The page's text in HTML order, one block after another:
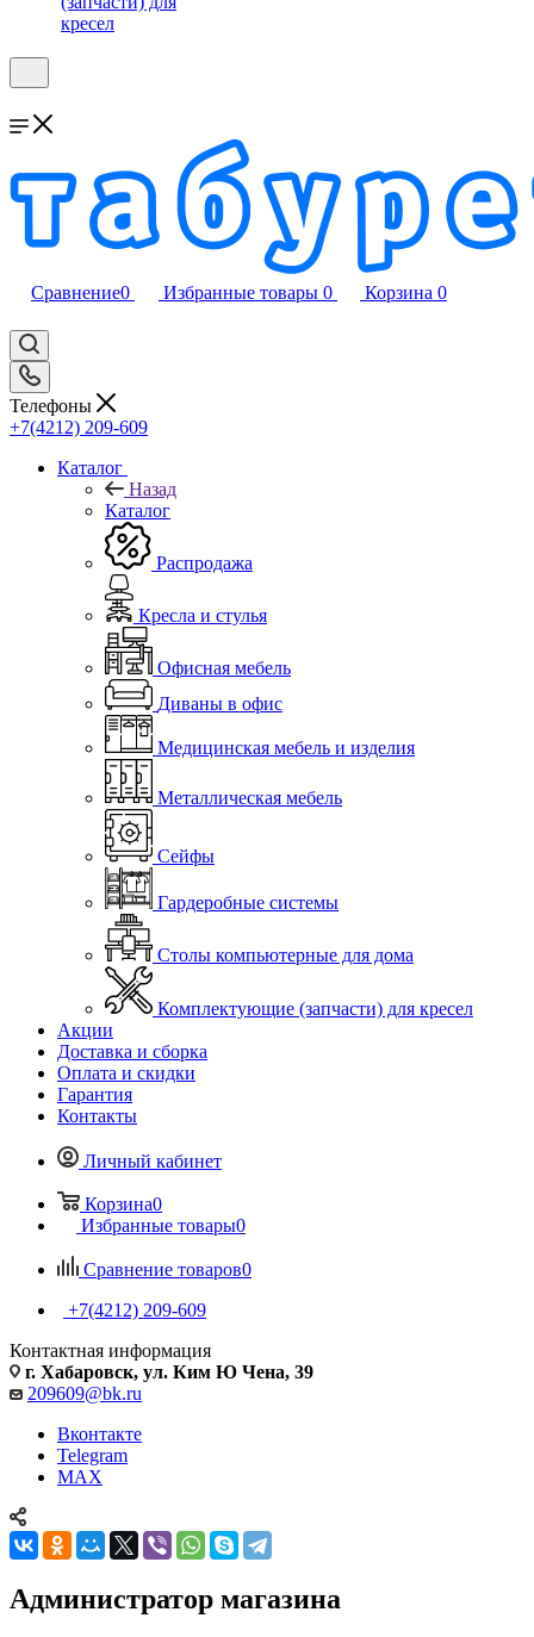
кресел
Сравнение0 Избранные товары 0 Корзина 0
Телефоны
+7(4212) 209-609
Каталог
Назад
Каталог
Распродажа
Кресла и стулья
Офисная мебель
Диваны в офис
Медицинская мебель и изделия
Металлическая мебель
Сейфы
Гардеробные системы
Столы компьютерные для дома
Комплектующие (запчасти) для кресел
Акции
Доставка и сборка
Оплата и скидки
Гарантия
Контакты
Личный кабинет
Корзина0
Избранные товары0
Сравнение товаров0
+7(4212) 209-609
Контактная информация
г. Хабаровск, ул. Ким Ю Чена, 39
209609@bk.ru
Вконтакте
Telegram
MAX
Администратор магазина